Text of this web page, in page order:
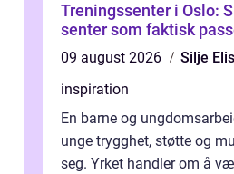
Treningssenter i Oslo:
senter som faktisk
09 august 2026
Silje
inspiration
En barne og
unge trygghet, støtte og
seg. Yrket handler om å